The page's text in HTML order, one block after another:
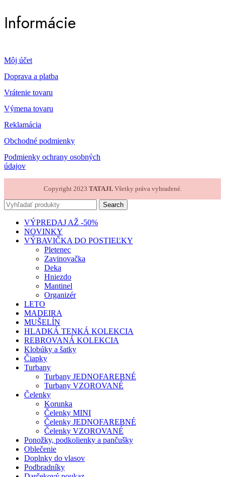
Informácie
Môj účet
Doprava a platba
Vrátenie tovaru
Výmena tovaru
Reklamácia
Obchodné podmienky
Podmienky ochrany osobných
údajov
Copyright 2023 TATAJI. Všetky práva vyhradené.
Search
VÝPREDAJ AŽ -50%
NOVINKY
VÝBAVIČKA DO POSTIEĽKY
Pletenec
Zavinovačka
Deka
Hniezdo
Mantinel
Organizér
LETO
MADEIRA
MUŠELÍN
HLADKÁ TENKÁ KOLEKCIA
REBROVANÁ KOLEKCIA
Klobúky a šatky
Čiapky
Turbany
Turbany JEDNOFAREBNÉ
Turbany VZOROVANÉ
Čelenky
Korunka
Čelenky MINI
Čelenky JEDNOFAREBNÉ
Čelenky VZOROVANÉ
Ponožky, podkolienky a pančušky
Oblečenie
Doplnky do vlasov
Podbradníky